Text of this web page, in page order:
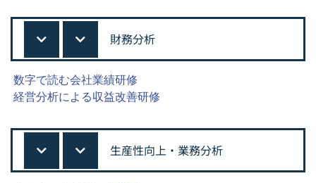
財務分析
数字で読む会社業績研修
経営分析による収益改善研修
生産性向上・業務分析